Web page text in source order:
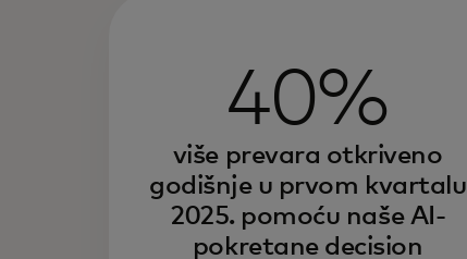
40%
više prevara otkriveno
godišnje u prvom kvartalu
2025. pomoću naše AI-
pokretane decision